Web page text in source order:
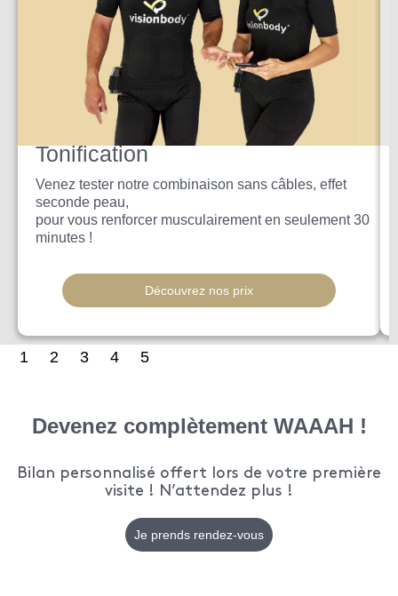
Tonification
Venez tester notre combinaison sans câbles, effet
seconde peau,
pour vous renforcer musculairement en seulement 30
minutes !
Découvrez nos prix
1 2 3 4 5
Devenez complètement WAAAH !
Bilan personnalisé offert lors de votre première
visite ! N’attendez plus !
Je prends rendez-vous